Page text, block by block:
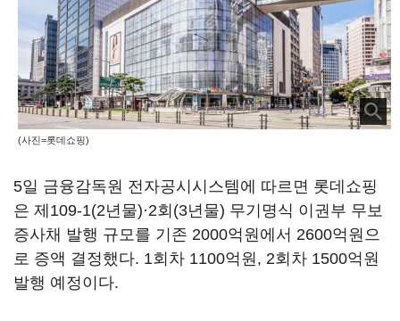
(사진=롯데쇼핑)
5일 금융감독원 전자공시시스템에 따르면 롯데쇼핑
은 제109-1(2년물)·2회(3년물) 무기명식 이권부 무보
증사채 발행 규모를 기존 2000억원에서 2600억원으
로 증액 결정했다. 1회차 1100억원, 2회차 1500억원
발행 예정이다.